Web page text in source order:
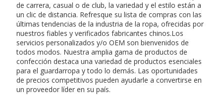
de carrera, casual o de club, la variedad y el estilo están a
un clic de distancia. Refresque su lista de compras con las
últimas tendencias de la industria de la ropa, ofrecidas por
nuestros fiables y verificados fabricantes chinos.Los
servicios personalizados y/o OEM son bienvenidos de
todos modos. Nuestra amplia gama de productos de
confección destaca una variedad de productos esenciales
para el guardarropa y todo lo demás. Las oportunidades
de precios competitivos pueden ayudarle a convertirse en
un proveedor líder en su país.